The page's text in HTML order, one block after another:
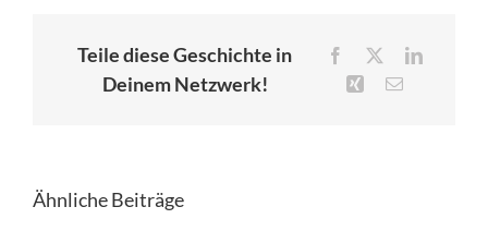
Teile diese Geschichte in
Deinem Netzwerk!
Facebook
LinkedIn
Xing E-
Ähnliche Beiträge